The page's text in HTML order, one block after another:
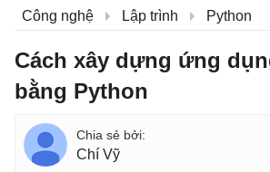
Công nghệ Lập trình Python
Cách xây dựng ứng
bằng Python
Chí Vỹ